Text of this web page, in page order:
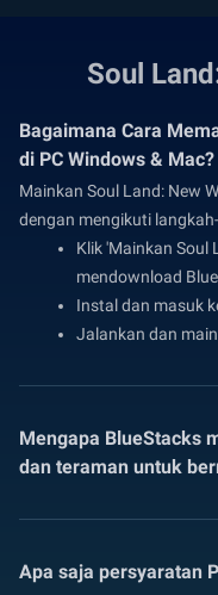
Soul
Bagaimana Cara
di PC Windows & Mac?
Mainkan Soul Land: New
dengan mengikuti
Klik 'Mainkan Soul
mendownload
Instal dan masuk
Jalankan dan
Mengapa BlueStacks
dan teraman untuk
Apa saja persyaratan